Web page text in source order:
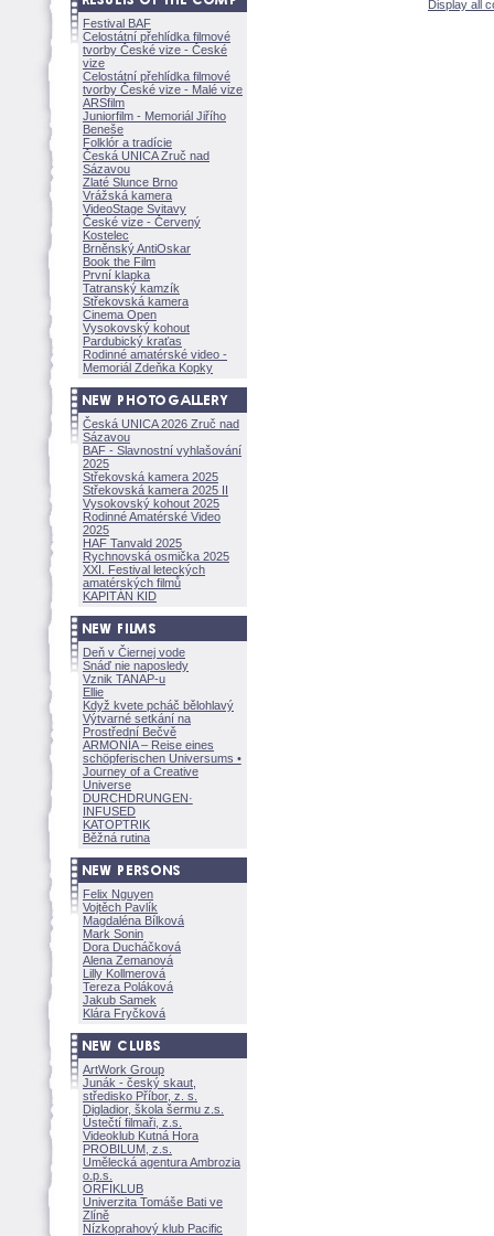
Festival BAF
Celostátní přehlídka filmové
tvorby České vize - České
vize
Celostátní přehlídka filmové
tvorby České vize - Malé vize
ARSfilm
Juniorfilm - Memoriál Jiřího
Beneše
Folklór a tradície
Česká UNICA Zruč nad
Sázavou
Zlaté Slunce Brno
Vrážská kamera
VideoStage Svitavy
České vize - Červený
Kostelec
Brněnský AntiOskar
Book the Film
První klapka
Tatranský kamzík
Střekovská kamera
Cinema Open
Vysokovský kohout
Pardubický kraťas
Rodinné amatérské video -
Memoriál Zdeňka Kopky
Česká UNICA 2026 Zruč nad
Sázavou
BAF - Slavnostní vyhlašování
2025
Střekovská kamera 2025
Střekovská kamera 2025 II
Vysokovský kohout 2025
Rodinné Amatérské Video
2025
HAF Tanvald 2025
Rychnovská osmička 2025
XXI. Festival leteckých
amatérských filmů
KAPITÁN KID
Deň v Čiernej vode
Snáď nie naposledy
Vznik TANAP-u
Ellie
Když kvete pcháč bělohlavý
Výtvarné setkání na
Prostřední Bečvě
ARMONÍA – Reise eines
schöpferischen Universums •
Journey of a Creative
Universe
DURCHDRUNGEN·
INFUSED
KATOPTRIK
Běžná rutina
Felix Nguyen
Vojtěch Pavlík
Magdaléna Bílkov
Mark Sonin
Dora Ducháčkov
Alena Zemanov
Lilly Kollmerov
Tereza Polákov
Jakub Samek
Klára Fryčkov
ArtWork Group
Junák - český skaut,
středisko Příbor, z. s.
Digladior, škola šermu z.s.
Ústečtí filmaři, z.s.
Videoklub Kutná Hora
PROBILUM, z.s.
Umělecká agentura Ambrozia
o.p.s.
ORFIKLUB
Univerzita Tomáše Bati ve
Zlíně
Nízkoprahový klub Pacific
Display all